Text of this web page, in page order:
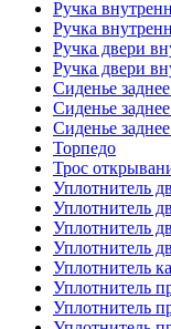
Ручка
Ручка
Ручка двери
Ручка двери
Сиденье
Сиденье
Сиденье
Торпедо
Трос
Уплотнитель
Уплотнитель
Уплотнитель
Уплотнитель
Уплотнитель
Уплотнитель
Уплотнитель